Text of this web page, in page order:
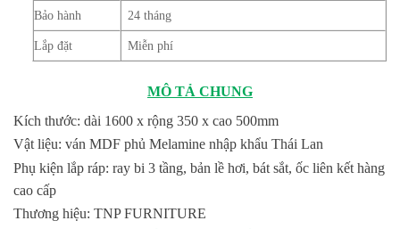
Bảo hành 24 tháng
Lắp đặt Miễn phí
MÔ TẢ CHUNG
Kích thước: dài 1600 x rộng 350 x cao 500mm
Vật liệu: ván MDF phủ Melamine nhập khẩu Thái Lan
Phụ kiện lắp ráp: ray bi 3 tầng, bản lề hơi, bát sắt, ốc liên kết hàng
cao cấp
Thương hiệu: TNP FURNITURE